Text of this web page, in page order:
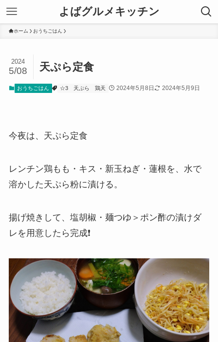
よばグルメキッチン
ホーム おうちごはん
天ぷら定食
2024
5/08
おうちごはん ☆3 天ぷら 鶏天 2024年5月8日 2024年5月9日
今夜は、天ぷら定食
レンチン鶏もも・キス・新玉ねぎ・蓮根を、水で
溶かした天ぷら粉に漬ける。
揚げ焼きして、塩胡椒・麺つゆ＞ポン酢の漬けダ
レを用意したら完成❗